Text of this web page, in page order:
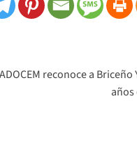
ADOCEM reconoce a Briceño